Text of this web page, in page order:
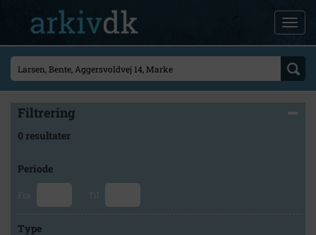
Filtrering
0 resultater
Periode
Fra Til
Type